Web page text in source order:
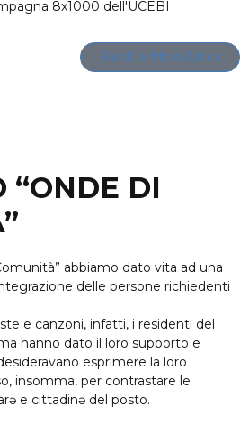
8x1000 dell'UCEBI
Bandi e Modulistica
“ONDE DI
abbiamo dato vita ad una
delle persone richiedenti
e canzoni, infatti, i residenti del
hanno dato il loro supporto e
esprimere la loro
insomma, per contrastare le
e cittadinə del posto.